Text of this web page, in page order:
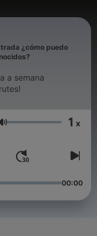
¿cómo puedo
a semana
Lautstärke 1 x
00:00